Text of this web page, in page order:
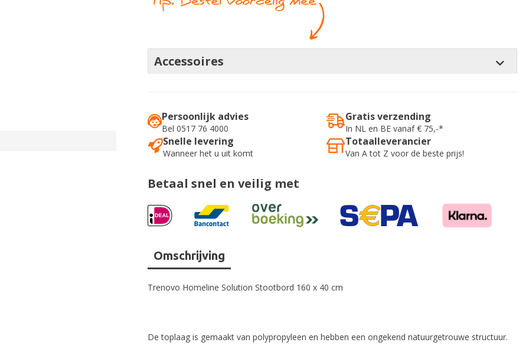
Accessoires
Persoonlijk advies
Bel 0517 76 4000
Gratis verzending
In NL en BE vanaf € 75,-*
Snelle levering
Wanneer het u uit komt
Totaalleverancier
Van A tot Z voor de beste prijs!
Betaal snel en veilig met
Omschrijving
Trenovo Homeline Solution Stootbord 160 x 40 cm
De toplaag is gemaakt van polypropyleen en hebben een ongekend natuurgetrouwe structuur.